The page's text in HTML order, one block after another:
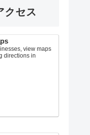
クセス
view maps
directions in